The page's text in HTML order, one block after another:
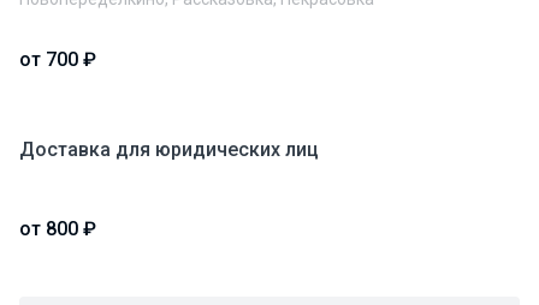
от 700 ₽
Доставка для юридических лиц
от 800 ₽